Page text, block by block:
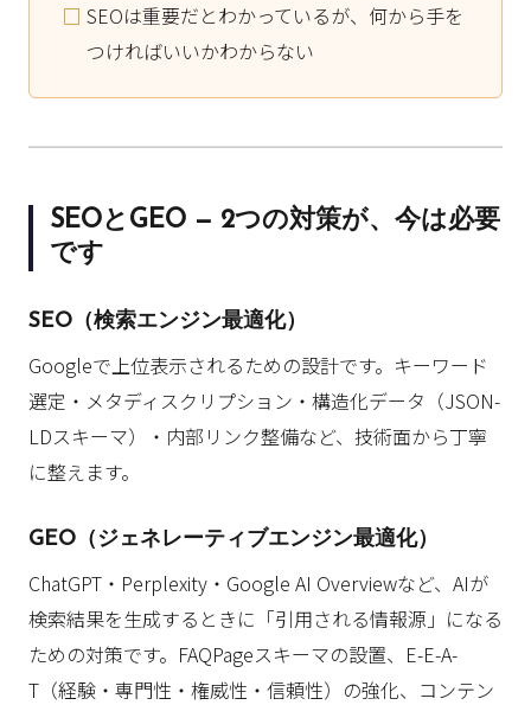
SEOは重要だとわかっているが、何から手を
つければいいかわからない
SEOとGEO — 2つの対策が、今は必要
です
SEO（検索エンジン最適化）
Googleで上位表示されるための設計です。キーワード
選定・メタディスクリプション・構造化データ（JSON-
LDスキーマ）・内部リンク整備など、技術面から丁寧
に整えます。
GEO（ジェネレーティブエンジン最適化）
ChatGPT・Perplexity・Google AI Overviewなど、AIが
検索結果を生成するときに「引用される情報源」になる
ための対策です。FAQPageスキーマの設置、E-E-A-
T（経験・専門性・権威性・信頼性）の強化、コンテン